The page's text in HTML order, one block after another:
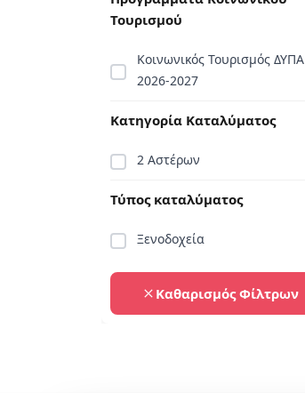
Τουρισμού
Κοινωνικός Τουρισμός ΔΥΠΑ
2026-2027
Κατηγορία Καταλύματος
2 Αστέρων
Τύπος καταλύματος
Ξενοδοχεία
Καθαρισμός Φίλτρων